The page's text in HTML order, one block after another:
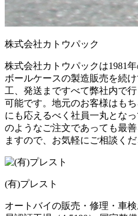
株式会社カトウパック
株式会社カトウパックは1981
ボールケースの製造販売を続
工、発送まですべて弊社内で
可能です。地元のお客様はも
にも応えるべく社員一丸とな
のようなご注文であっても最
ますので、お気軽にご相談くだ
(有)プレスト
オートバイの販売・修理・車